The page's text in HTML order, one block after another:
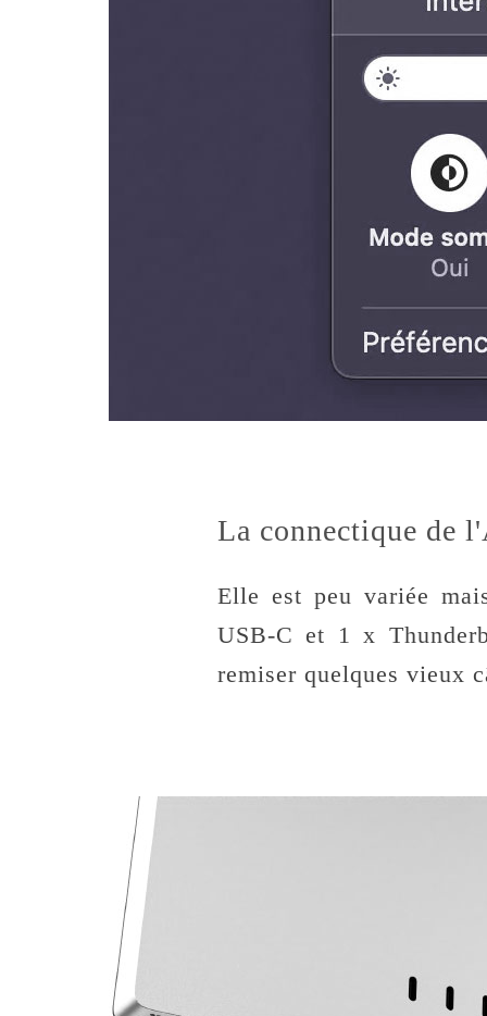
La connectique de
Elle est peu variée
USB-C et 1 x
remiser quelques vieux